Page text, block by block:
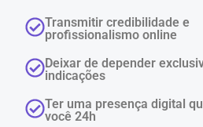
Transmitir credibilidade e
profissionalismo online
Deixar de depender
indicações
Ter uma presença digital
você 24h